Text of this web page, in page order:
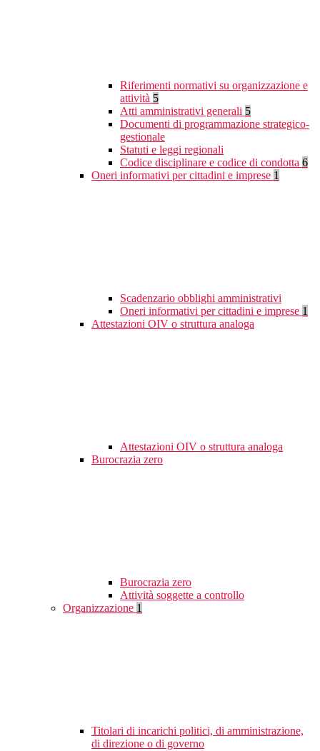
Riferimenti normativi su organizzazione e
attività 5
Atti amministrativi generali 5
Documenti di programmazione strategico-
gestionale
Statuti e leggi regionali
Codice disciplinare e codice di condotta 6
Oneri informativi per cittadini e imprese 1
Scadenzario obblighi amministrativi
Oneri informativi per cittadini e imprese 1
Attestazioni OIV o struttura analoga
Attestazioni OIV o struttura analoga
Burocrazia zero
Burocrazia zero
Attività soggette a controllo
Organizzazione 1
Titolari di incarichi politici, di amministrazione,
di direzione o di governo